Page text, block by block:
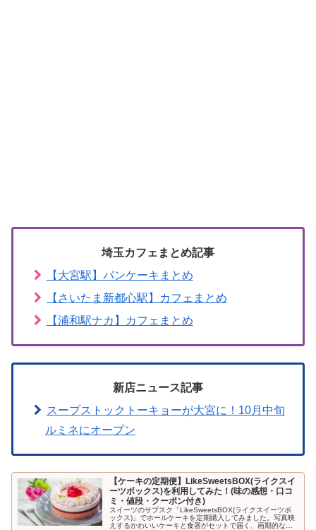
埼玉カフェまとめ記事
【大宮駅】パンケーキまとめ
【さいたま新都心駅】カフェまとめ
【浦和駅ナカ】カフェまとめ
新店ニュース記事
スープストックトーキョーが大宮に！10月中旬
ルミネにオープン
【ケーキの定期便】LikeSweetsBOX(ライクスイ
ーツボックス)を利用してみた！(味の感想・口コ
ミ・値段・クーポン付き)
スイーツのサブスク「LikeSweetsBOX(ライクスイーツボ
ックス)」でホールケーキを定期購入してみました。写真映
えするかわいいケーキと食器がセットで届く、画期的なサ